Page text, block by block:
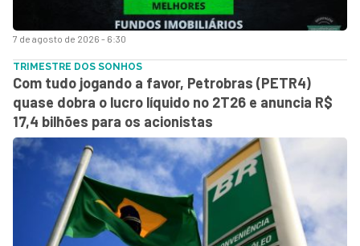
7 de agosto de 2026 - 6:30
TRIMESTRE DOS SONHOS
Com tudo jogando a favor, Petrobras (PETR4)
quase dobra o lucro líquido no 2T26 e anuncia R$
17,4 bilhões para os acionistas